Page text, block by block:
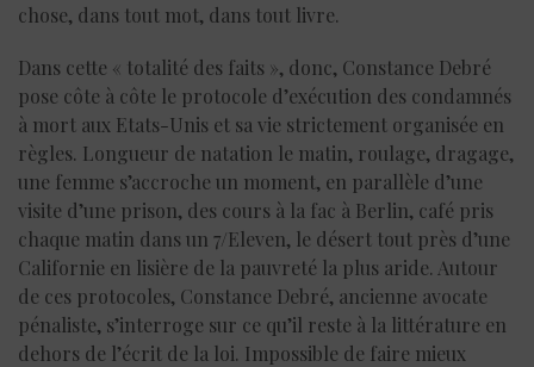
chose, dans tout mot, dans tout livre.
Dans cette « totalité des faits », donc, Constance Debré
pose côte à côte le protocole d’exécution des condamnés
à mort aux Etats-Unis et sa vie strictement organisée en
règles. Longueur de natation le matin, roulage, dragage,
une femme s’accroche un moment, en parallèle d’une
visite d’une prison, des cours à la fac à Berlin, café pris
chaque matin dans un 7/Eleven, le désert tout près d’une
Californie en lisière de la pauvreté la plus aride. Autour
de ces protocoles, Constance Debré, ancienne avocate
pénaliste, s’interroge sur ce qu’il reste à la littérature en
dehors de l’écrit de la loi. Impossible de faire mieux